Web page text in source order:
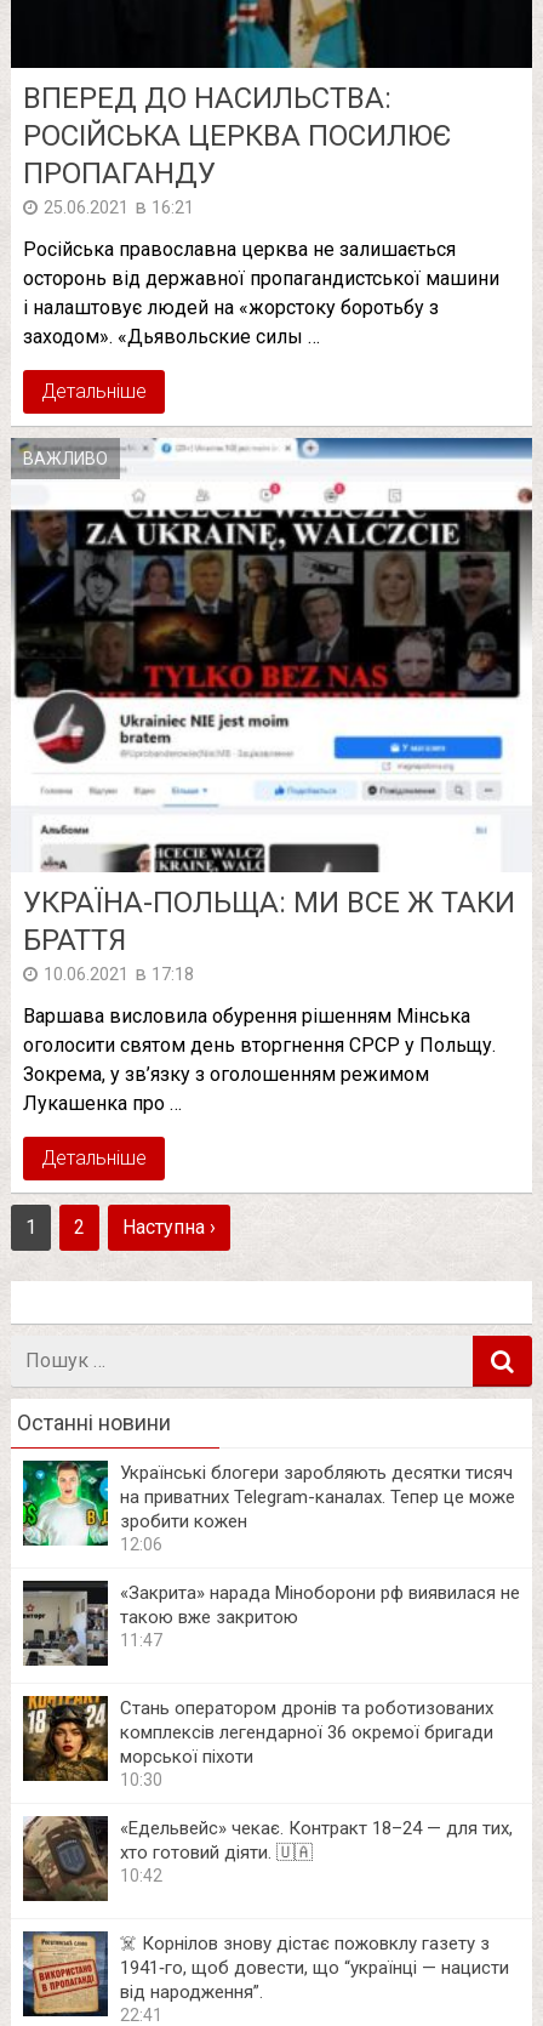
ВПЕРЕД ДО НАСИЛЬСТВА:
РОСІЙСЬКА ЦЕРКВА ПОСИЛЮЄ
ПРОПАГАНДУ
25.06.2021 в 16:21
Російська православна церква не залишається
осторонь від державної пропагандистської машини
і налаштовує людей на «жорстоку боротьбу з
заходом». «Дьявольские силы …
Детальніше
ВАЖЛИВО
УКРАЇНА-ПОЛЬЩА: МИ ВСЕ Ж ТАКИ
БРАТТЯ
10.06.2021 в 17:18
Варшава висловила обурення рішенням Мінська
оголосити святом день вторгнення СРСР у Польщу.
Зокрема, у зв’язку з оголошенням режимом
Лукашенка про …
Детальніше
1 2 Наступна ›
Пошук
Останні новини
Українські блогери заробляють десятки тисяч
на приватних Telegram-каналах. Тепер це може
зробити кожен
12:06
«Закрита» нарада Міноборони рф виявилася не
такою вже закритою
11:47
Стань оператором дронів та роботизованих
комплексів легендарної 36 окремої бригади
морської піхоти
10:30
«Едельвейс» чекає. Контракт 18–24 — для тих,
хто готовий діяти. 🇺🇦
10:42
☠️ Корнілов знову дістає пожовклу газету з
1941‑го, щоб довести, що “українці — нацисти
від народження”.
22:41